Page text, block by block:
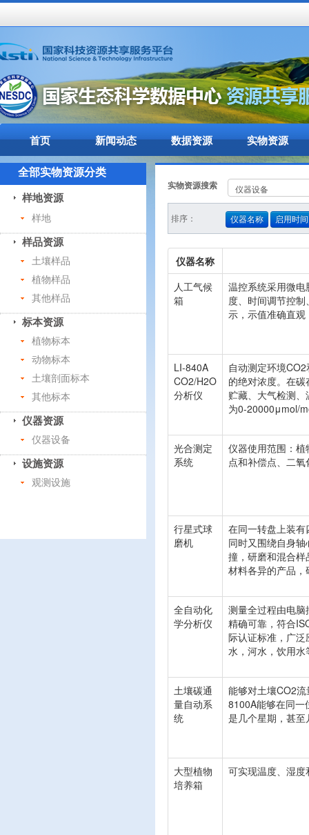
首页 新闻动态 数据资源 实物资源
全部实物资源分类
样地资源
样地
样品资源
土壤样品
植物样品
其他样品
标本资源
植物标本
动物标本
土壤剖面标本
其他标本
仪器资源
仪器设备
设施资源
观测设施
实物资源搜索
排序： 仪器名称 启用时间
仪器名称
人工气候
箱
温控系统采用微
度、时间调节控
示，示值准确直
LI-840A
CO2/H2O
分析仪
自动测定环境
的绝对浓度。在
贮藏、大气检测
为0-20000μmol/
光合测定
系统
仪器使用范围：
点和补偿点、二
行星式球
磨机
在同一转盘上装
同时又围绕自身
撞，研磨和混合
材料各异的产品
全自动化
学分析仪
测量全过程由电
精确可靠，符合
际认证标准，广
水，河水，饮用
土壤碳通
量自动系
统
能够对土壤CO2
8100A能够在同一
是几个星期，甚至
大型植物
培养箱
可实现温度、湿